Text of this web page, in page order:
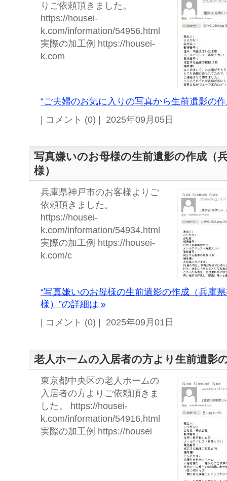
りご依頼頂きました。
https://housei-
k.com/information/54956.html
実際の加工例 https://housei-
k.com
“ご夫婦のお気に入りの写真から生前遺影の
| コメント (0) | 2025年09月05日
写真嫌いのお母様の生前遺影の作成（
様）
兵庫県神戸市のお客様よりご
依頼頂きました。
https://housei-
k.com/information/54934.html
実際の加工例 https://housei-
k.com/c
“写真嫌いのお母様の生前遺影の作成（兵庫
様）”の詳細は »
| コメント (0) | 2025年09月01日
老人ホームの入居者の方より生前遺影
東京都中央区の老人ホームの
入居者の方よりご依頼頂きま
した。 https://housei-
k.com/information/54916.html
実際の加工例 https://housei